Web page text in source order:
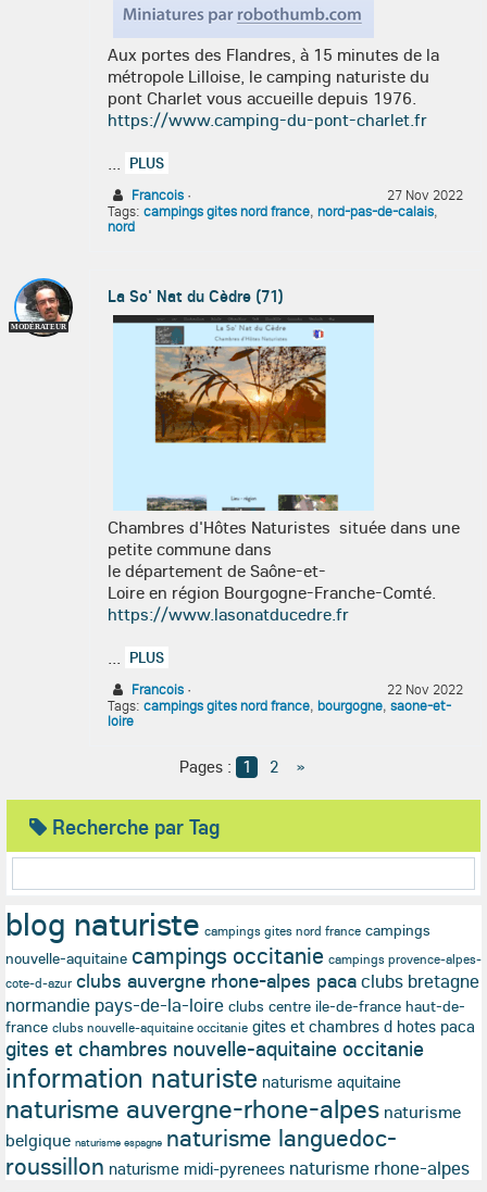
Aux portes des Flandres, à 15 minutes de la
métropole Lilloise, le camping naturiste du
pont Charlet vous accueille depuis 1976.
https://www.camping-du-pont-charlet.fr
... PLUS
Francois 27 Nov 2022
·
Tags: campings gites nord france, nord-pas-de-calais,
nord
MODÉRATEUR
La So' Nat du Cèdre (71)
Chambres d'Hôtes Naturistes située dans une
petite commune dans
le département de Saône-et-
Loire en région Bourgogne-Franche-Comté.
https://www.lasonatducedre.fr
... PLUS
Francois 22 Nov 2022
·
Tags: campings gites nord france, bourgogne, saone-et-
loire
Pages : 1 2 »
Recherche par Tag
blog naturiste campings gites nord france campings
nouvelle-aquitaine campings occitanie campings provence-alpes-
cote-d-azur clubs auvergne rhone-alpes pacaclubs bretagne
normandie pays-de-la-loire clubs centre ile-de-france haut-de-
france clubs nouvelle-aquitaine occitanie gites et chambres d hotes paca
gites et chambres nouvelle-aquitaine occitanie
information naturiste naturisme aquitaine
naturisme auvergne-rhone-alpes naturisme
belgique naturisme espagne naturisme languedoc-
roussillon naturisme midi-pyrenees naturisme rhone-alpes